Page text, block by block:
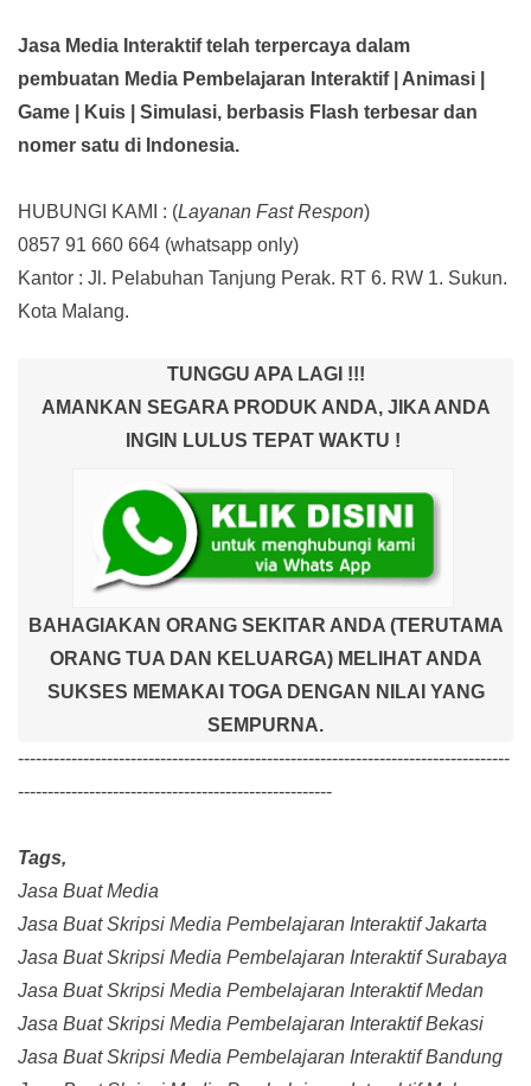
Jasa Media Interaktif telah terpercaya dalam
pembuatan Media Pembelajaran Interaktif| Animasi |
Game | Kuis | Simulasi, berbasis Flash terbesar dan
nomer satu di Indonesia.
HUBUNGI KAMI : (Layanan Fast Respon)
0857 91 660 664 (whatsapp only)
Kantor : Jl. Pelabuhan Tanjung Perak. RT 6. RW 1. Sukun.
Kota Malang.
TUNGGU APA LAGI !!!
AMANKAN SEGARA PRODUK ANDA, JIKA ANDA
INGIN LULUS TEPAT WAKTU !
BAHAGIAKAN ORANG SEKITAR ANDA (TERUTAMA
ORANG TUA DAN KELUARGA) MELIHAT ANDA
SUKSES MEMAKAI TOGA DENGAN NILAI YANG
SEMPURNA.
-----------------------------------------------------------------------------------
-----------------------------------------------------
Tags,
Jasa Buat Media
Jasa Buat Skripsi Media Pembelajaran Interaktif Jakarta
Jasa Buat Skripsi Media Pembelajaran Interaktif Surabaya
Jasa Buat Skripsi Media Pembelajaran Interaktif Medan
Jasa Buat Skripsi Media Pembelajaran Interaktif Bekasi
Jasa Buat Skripsi Media Pembelajaran Interaktif Bandung